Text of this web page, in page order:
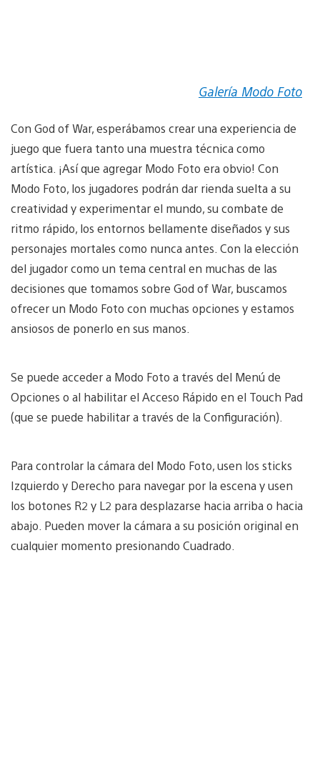
Galería Modo Foto
Con God of War, esperábamos crear una experiencia de
juego que fuera tanto una muestra técnica como
artística. ¡Así que agregar Modo Foto era obvio! Con
Modo Foto, los jugadores podrán dar rienda suelta a su
creatividad y experimentar el mundo, su combate de
ritmo rápido, los entornos bellamente diseñados y sus
personajes mortales como nunca antes. Con la elección
del jugador como un tema central en muchas de las
decisiones que tomamos sobre God of War, buscamos
ofrecer un Modo Foto con muchas opciones y estamos
ansiosos de ponerlo en sus manos.
Se puede acceder a Modo Foto a través del Menú de
Opciones o al habilitar el Acceso Rápido en el Touch Pad
(que se puede habilitar a través de la Configuración).
Para controlar la cámara del Modo Foto, usen los sticks
Izquierdo y Derecho para navegar por la escena y usen
los botones R2 y L2 para desplazarse hacia arriba o hacia
abajo. Pueden mover la cámara a su posición original en
cualquier momento presionando Cuadrado.